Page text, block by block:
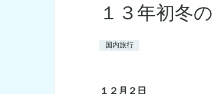
１３年初冬
国内旅行
１２月２日